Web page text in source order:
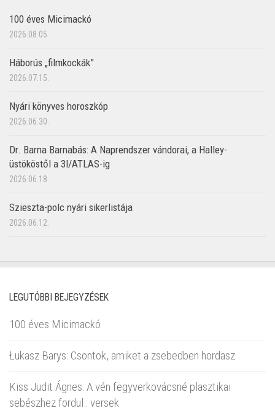
100 éves Micimackó
2026.08.05.
Háborús „filmkockák”
2026.07.15.
Nyári könyves horoszkóp
2026.06.30.
Dr. Barna Barnabás: A Naprendszer vándorai, a Halley-
üstököstől a 3I/ATLAS-ig
2026.06.18.
Szieszta-polc nyári sikerlistája
2026.06.12.
LEGUTÓBBI BEJEGYZÉSEK
100 éves Micimackó
Łukasz Barys: Csontok, amiket a zsebedben hordasz
Kiss Judit Ágnes: A vén fegyverkovácsné plasztikai
sebészhez fordul : versek